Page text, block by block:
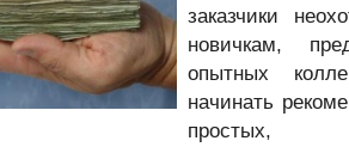
заказчики
новичкам,
опытных
начинать